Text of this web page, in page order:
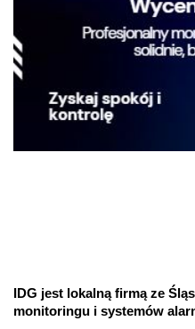
IDG jest lokalną firmą ze
monitoringu i systemów